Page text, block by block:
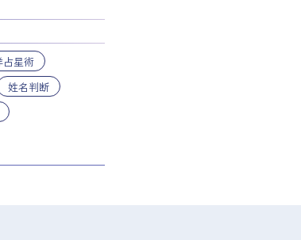
占星術
姓名判断